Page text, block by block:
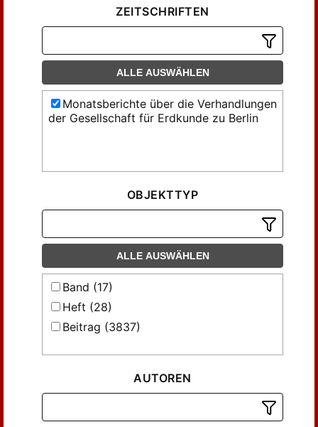
ZEITSCHRIFTEN
ALLE AUSWÄHLEN
Monatsberichte über die Verhandlungen
der Gesellschaft für Erdkunde zu Berlin
OBJEKTTYP
ALLE AUSWÄHLEN
Band (17)
Heft (28)
Beitrag (3837)
AUTOREN